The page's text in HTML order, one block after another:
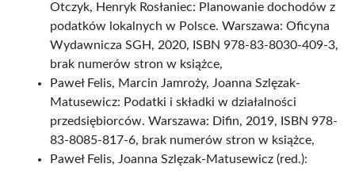
Otczyk, Henryk Rosłaniec: Planowanie dochodów z
podatków lokalnych w Polsce. Warszawa: Oficyna
Wydawnicza SGH, 2020, ISBN 978-83-8030-409-3,
brak numerów stron w książce,
Paweł Felis, Marcin Jamroży, Joanna Szlęzak-
Matusewicz: Podatki i składki w działalności
przedsiębiorców. Warszawa: Difin, 2019, ISBN 978-
83-8085-817-6, brak numerów stron w książce,
Paweł Felis, Joanna Szlęzak-Matusewicz (red.):